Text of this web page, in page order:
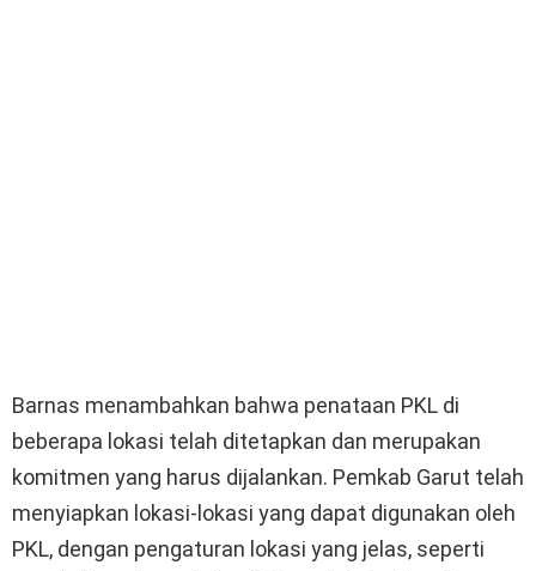
Barnas menambahkan bahwa penataan PKL di
beberapa lokasi telah ditetapkan dan merupakan
komitmen yang harus dijalankan. Pemkab Garut telah
menyiapkan lokasi-lokasi yang dapat digunakan oleh
PKL, dengan pengaturan lokasi yang jelas, seperti